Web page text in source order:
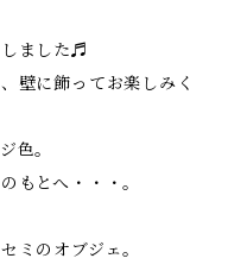
ました♬
壁に飾ってお楽しみく
色。
もとへ・・・。
ミのオブジェ。